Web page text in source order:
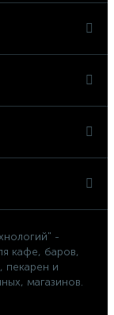
-
кафе, баров,
пекарен и
магазинов.